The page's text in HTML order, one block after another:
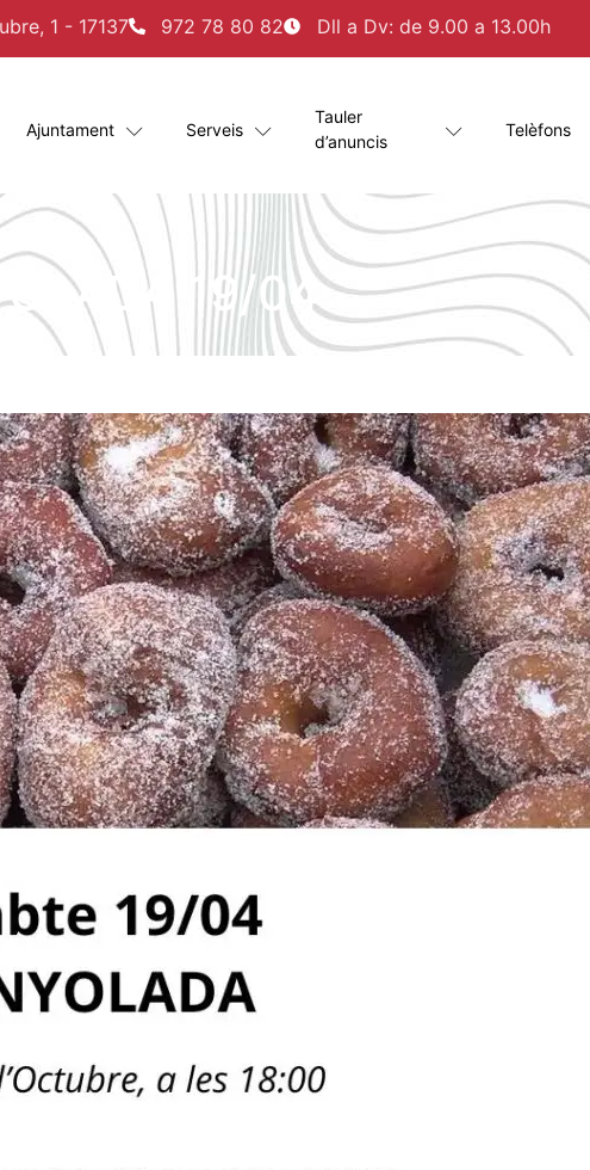
1 - 17137 972 78 80 82 Dll a Dv: de 9.00 a 13.00h
Ajuntament Serveis
Tauler
d’anuncis
Telèfons
19/04